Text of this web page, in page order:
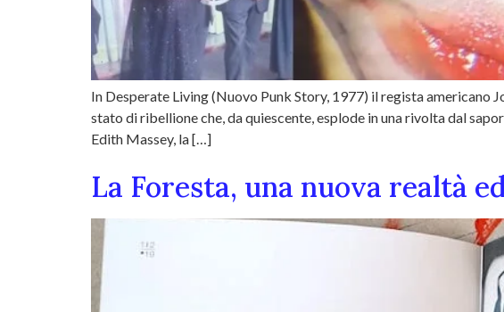
In Desperate Living (Nuovo Punk Story, 1977) il regista americano
stato di ribellione che, da quiescente, esplode in una rivolta dal
Edith Massey, la […]
La Foresta, una nuova realtà